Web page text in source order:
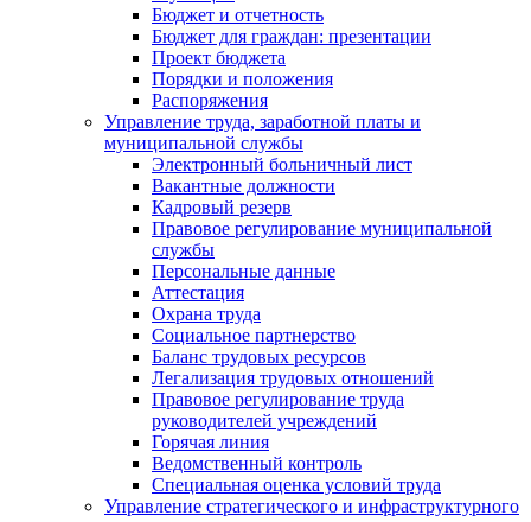
Бюджет и отчетность
Бюджет для граждан: презентации
Проект бюджета
Порядки и положения
Распоряжения
Управление труда, заработной платы и
муниципальной службы
Электронный больничный лист
Вакантные должности
Кадровый резерв
Правовое регулирование муниципальной
службы
Персональные данные
Аттестация
Охрана труда
Социальное партнерство
Баланс трудовых ресурсов
Легализация трудовых отношений
Правовое регулирование труда
руководителей учреждений
Горячая линия
Ведомственный контроль
Специальная оценка условий труда
Управление стратегического и инфраструктурного